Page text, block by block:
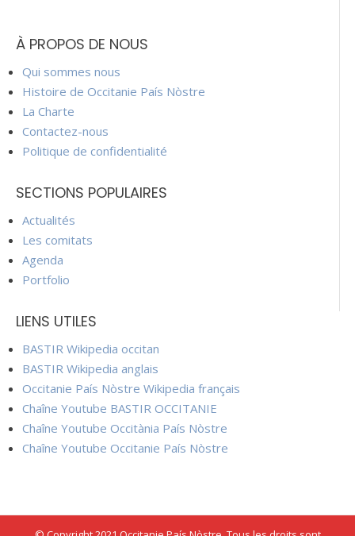
À PROPOS DE NOUS
Qui sommes nous
Histoire de Occitanie País Nòstre
La Charte
Contactez-nous
Politique de confidentialité
SECTIONS POPULAIRES
Actualités
Les comitats
Agenda
Portfolio
LIENS UTILES
BASTIR Wikipedia occitan
BASTIR Wikipedia anglais
Occitanie País Nòstre Wikipedia français
Chaîne Youtube BASTIR OCCITANIE
Chaîne Youtube Occitània País Nòstre
Chaîne Youtube Occitanie País Nòstre